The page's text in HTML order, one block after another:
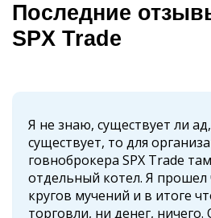
Последние
SPX Trade
Я не знаю, существует ли
существует, то для
говноброкера SPX Trade
отдельный котел. Я прошел
кругов мучений и в итоге
торговли, ни денег,